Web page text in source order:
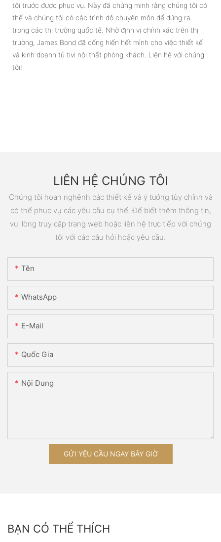
tôi trước được phục vụ. Này đã chứng minh rằng chúng tôi có
thể và chúng tôi có các trình độ chuyên môn để đứng ra
trong các thị trường quốc tế. Nhờ định vị chính xác trên thị
trường, James Bond đã cống hiến hết mình cho việc thiết kế
và kinh doanh tủ tivi nội thất phòng khách. Liên hệ với chúng
tôi!
LIÊN HỆ CHÚNG TÔI
Chúng tôi hoan nghênh các thiết kế và ý tưởng tùy chỉnh và
có thể phục vụ các yêu cầu cụ thể. Để biết thêm thông tin,
vui lòng truy cập trang web hoặc liên hệ trực tiếp với chúng
tôi với các câu hỏi hoặc yêu cầu.
Tên
WhatsApp
E-Mail
Quốc Gia
Nội Dung
GỬI YÊU CẦU NGAY BÂY GIỜ
BẠN CÓ THỂ THÍCH